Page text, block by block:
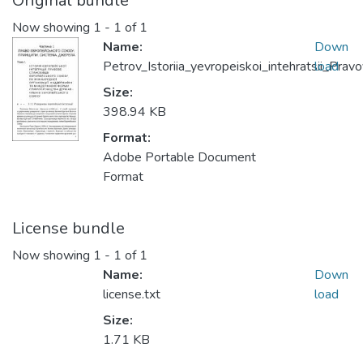
Now showing 1 - 1 of 1
Name:
Size:
398.94 KB
Format:
Adobe Portable Document
Format
Down
load
License bundle
Now showing 1 - 1 of 1
Name:
license.txt
Size:
1.71 KB
Down
load